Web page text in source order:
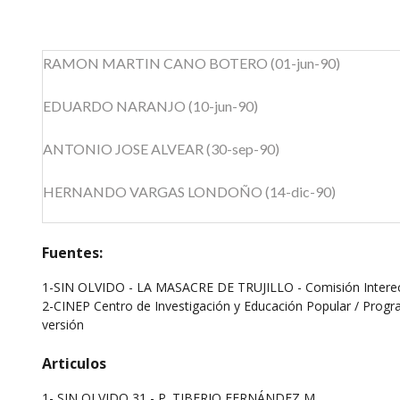
RAMON MARTIN CANO BOTERO (01-jun-90)
EDUARDO NARANJO (10-jun-90)
ANTONIO JOSE ALVEAR (30-sep-90)
HERNANDO VARGAS LONDOÑO (14-dic-90)
Fuentes:
1-SIN OLVIDO - LA MASACRE DE TRUJILLO - Comisión
2-CINEP Centro de Investigación y Educación Popular /
versión
Articulos